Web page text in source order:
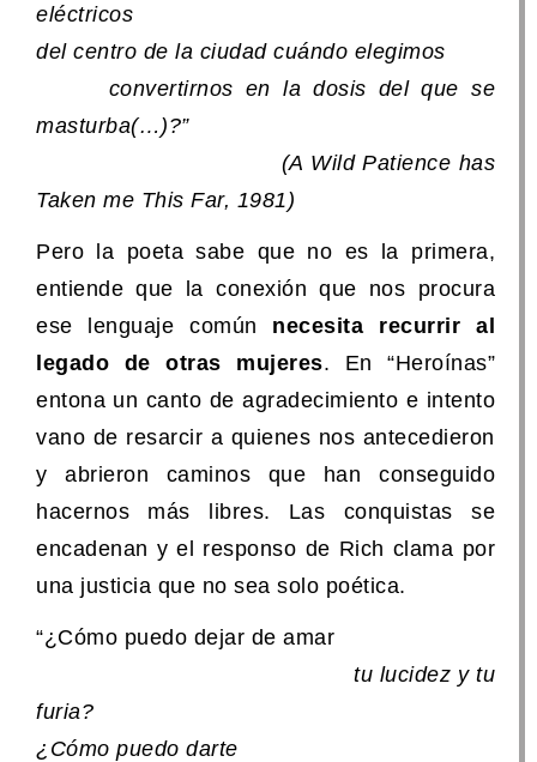
eléctricos
del centro de la ciudad cuándo elegimos
convertirnos en la dosis del que se
masturba(…)?”
(A Wild Patience has
Taken me This Far, 1981)
Pero la poeta sabe que no es la primera,
entiende que la conexión que nos procura
ese lenguaje común necesita recurrir al
legado de otras mujeres. En “Heroínas”
entona un canto de agradecimiento e intento
vano de resarcir a quienes nos antecedieron
y abrieron caminos que han conseguido
hacernos más libres. Las conquistas se
encadenan y el responso de Rich clama por
una justicia que no sea solo poética.
“¿Cómo puedo dejar de amar
tu lucidez y tu
furia?
¿Cómo puedo darte